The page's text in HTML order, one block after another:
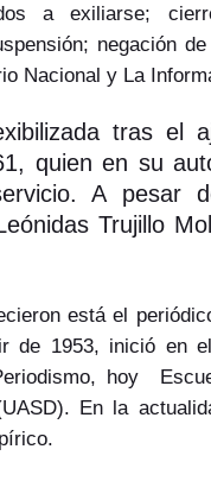
a exiliarse;
negación
Nacional y La
tras el
quien en su
A pesar
Trujillo
está el
de 1953, inició en
hoy
En la